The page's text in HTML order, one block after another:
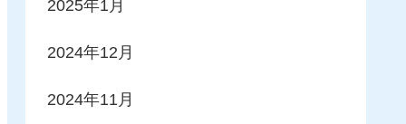
2025年1月
2024年12月
2024年11月